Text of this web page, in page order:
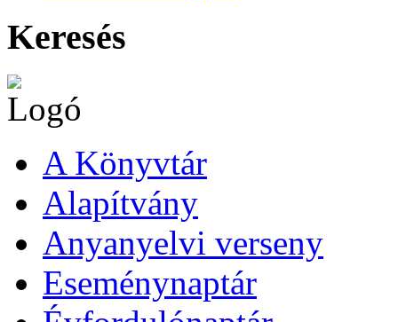
Keresés
A Könyvtár
Alapítvány
Anyanyelvi verseny
Eseménynaptár